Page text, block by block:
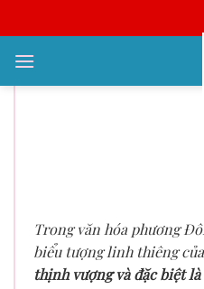
qua
nội
Hạnh Phúc Đào
Trong văn hóa phương
biểu tượng linh thiêng của
thịnh vượng và đặc biệt